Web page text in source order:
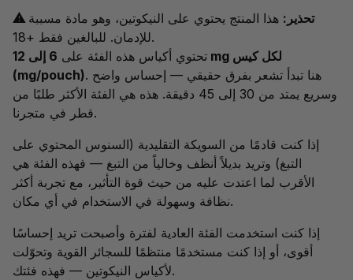
⚠ تحذير: هذا المنتج يحتوي على النيكوتين، وهو مادة مسببة
للإدمان. للبالغين فقط +18.
تحتوي أكياس هذه الفئة على
6 إلى 12 mg لكل كيس
(mg/pouch). هنا تبدأ تشعر بفرق حقيقي — إحساس واضح
وسريع يمتد من 30 إلى 45 دقيقة. هذه هي الفئة الأكثر طلبًا من
قطر في متجرنا.
إذا كنت قادمًا من السويكة التقليدية (السنوس المحتوي على
التبغ) وتريد بديلاً أنظف وخالياً من التبغ — فهذه الفئة هي
الأقرب لما اعتدت عليه من حيث قوة التأثير، مع تجربة أكثر
نظافة وسهولة في الاستخدام في أي مكان.
إذا كنت استخدمت الفئة العادية لفترة وأصبحت تريد إحساسًا
أقوى، أو إذا كنت مستخدمًا منتظمًا للسجائر القوية وتحوّلت
لأكياس النيكوتين — فهذه فئتك.